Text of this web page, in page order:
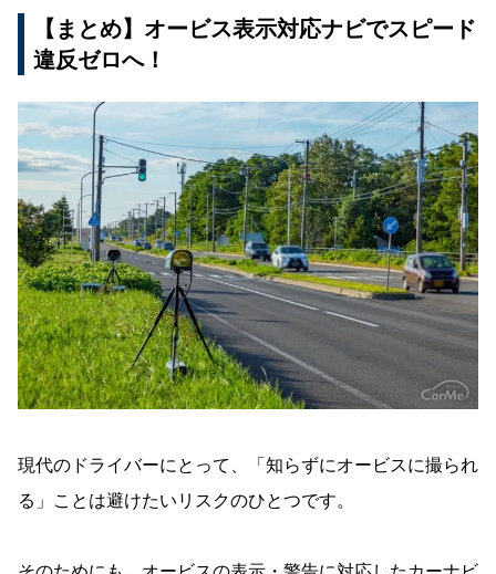
【まとめ】オービス表示対応ナビでスピード
違反ゼロへ！
現代のドライバーにとって、「知らずにオービスに撮られ
る」ことは避けたいリスクのひとつです。